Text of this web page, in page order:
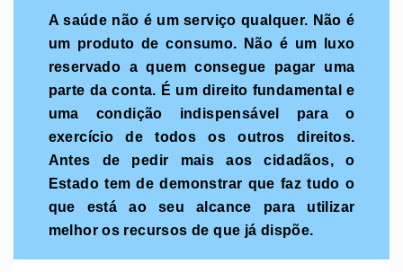
A saúde não é um serviço qualquer. Não é
um produto de consumo. Não é um luxo
reservado a quem consegue pagar uma
parte da conta. É um direito fundamental e
uma condição indispensável para o
exercício de todos os outros direitos.
Antes de pedir mais aos cidadãos, o
Estado tem de demonstrar que faz tudo o
que está ao seu alcance para utilizar
melhor os recursos de que já dispõe.